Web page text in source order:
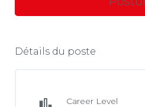
Détails du poste
Career Level